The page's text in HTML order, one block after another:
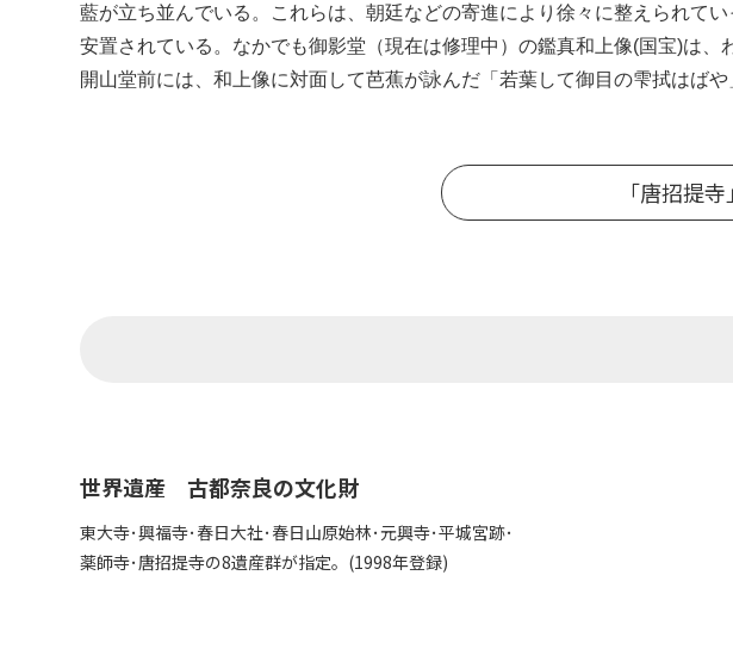
藍が立ち並んでいる。これらは、朝廷などの寄進により徐々に整えられて
安置されている。なかでも御影堂（現在は修理中）の鑑真和上像(国宝)は、
開山堂前には、和上像に対面して芭蕉が詠んだ「若葉して御目の雫拭はばや
「唐招提
世界遺産 古都奈良の文化財
東大寺･興福寺･春日大社･春日山原始林･元興寺･平城宮跡･
薬師寺･唐招提寺の8遺産群が指定。(1998年登録)